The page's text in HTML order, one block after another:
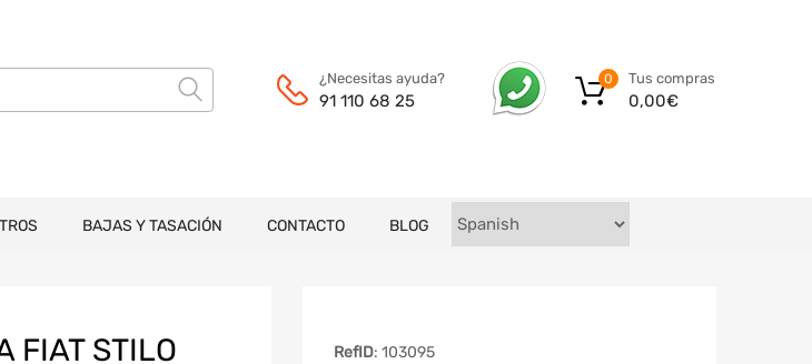
¿Necesitas ayuda?
91 110 68 25
Tus compras
0,00€
0
BAJAS Y TASACIÓN CONTACTO BLOG
FIAT STILO
RefID: 103095